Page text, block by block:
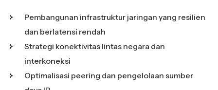
Pembangunan infrastruktur jaringan yang resilien
dan berlatensi rendah
Strategi konektivitas lintas negara dan
interkoneksi
Optimalisasi peering dan pengelolaan sumber